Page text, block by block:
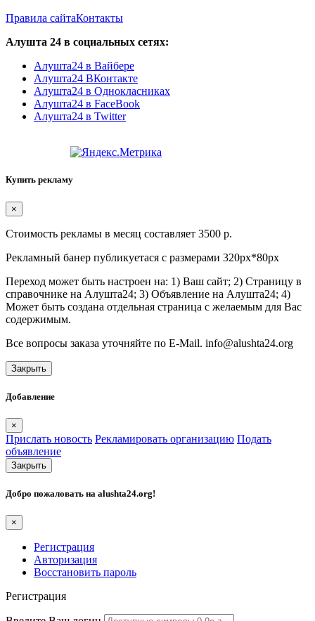
Правила сайтаКонтакты
Алушта 24 в социальных сетях:
Алушта24 в Вайбере
Алушта24 ВКонтакте
Алушта24 в Однокласниках
Алушта24 в FaceBook
Алушта24 в Twitter
Купить рекламу
×
Стоимость рекламы в месяц составляет 3500 р.
Рекламный банер публикуетася с размерами 320px*80px
Переход может быть настроен на: 1) Ваш сайт; 2) Страницу в
справочнике на Алушта24; 3) Объявление на Алушта24; 4)
Может быть создана отдельная страница с желаемым для Вас
содержимым.
Все вопросы заказа уточняйте по E-Mail. info@alushta24.org
Закрыть
Добавление
×
Прислать новость Рекламировать организацию Подать
объявление
Закрыть
Добро пожаловать на alushta24.org!
×
Регистрация
Авторизация
Восстановить пароль
Регистрация